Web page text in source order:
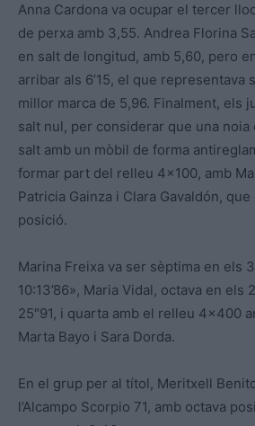
Anna Cardona va ocupar el tercer
de perxa amb 3,55. Andrea Florina
en salt de longitud, amb 5,60, pero
arribar als 6’15, el que representava
millor marca de 5,96. Finalment, els
salt nul, per considerar que una noia
salt amb un mòbil de forma
formar part del relleu 4×100, amb
Patricia Gainza i Clara Gavaldón,
posició.
Marina Freixa va ser sèptima en els
10:13’86», Maria Vidal, octava en els
25″91, i quarta amb el relleu 4×400
Marta Bayo i Sara Dorda.
En el grup per al títol, Meritxell
l’Alcampo Scorpio 71, amb octava